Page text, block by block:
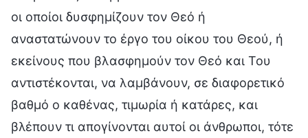
οι οποίοι δυσφημίζουν τον Θεό ή
αναστατώνουν το έργο του οίκου του Θεού, ή
εκείνους που βλασφημούν τον Θεό και Του
αντιστέκονται, να λαμβάνουν, σε διαφορετικό
βαθμό ο καθένας, τιμωρία ή κατάρες, και
βλέπουν τι απογίνονται αυτοί οι άνθρωποι, τότε